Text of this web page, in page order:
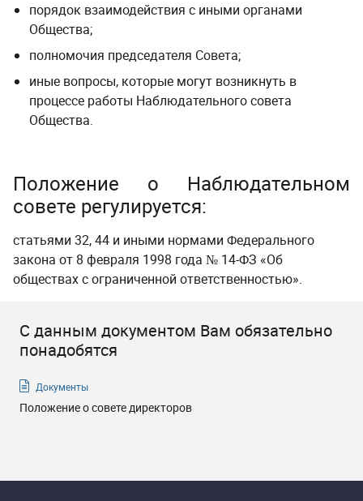
порядок взаимодействия с иными органами
Общества;
полномочия председателя Совета;
иные вопросы, которые могут возникнуть в
процессе работы Наблюдательного совета
Общества.
Положение о Наблюдательном
совете регулируется:
статьями 32, 44 и иными нормами Федерального
закона от 8 февраля 1998 года № 14-ФЗ «Об
обществах с ограниченной ответственностью».
С данным документом Вам обязательно
понадобятся
Документы
Положение о совете директоров